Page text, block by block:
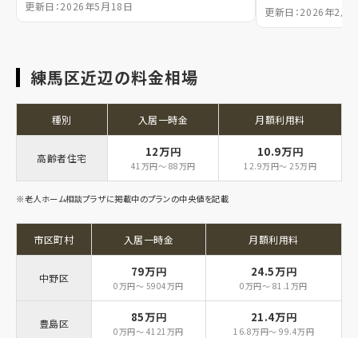
更新日：2026年5月18日 更新日：2026年2月
練馬区近辺の料金相場
種別 入居一時金 月額利用料
高齢者住宅 12万円
41万円～ 88万円
10.9万円
12.9万円～ 25万円
※老人ホーム相談プラザに掲載中のプランの中央値を記載
市区町村 入居一時金 月額利用料
中野区 79万円
0万円～ 5904万円
24.5万円
0万円～ 81.1万円
豊島区 85万円
0万円～ 4121万円
21.4万円
16.8万円～ 99.4万円